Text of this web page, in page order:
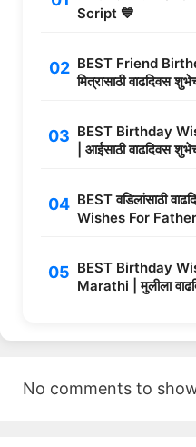
Script 💙
BEST Friend
मित्रासाठी वाढदिवस
BEST Birthday
| आईसाठी वाढदिवस
BEST वडिलांसाठी
Wishes For
BEST Birthday
Marathi | मुलीला
No comments to